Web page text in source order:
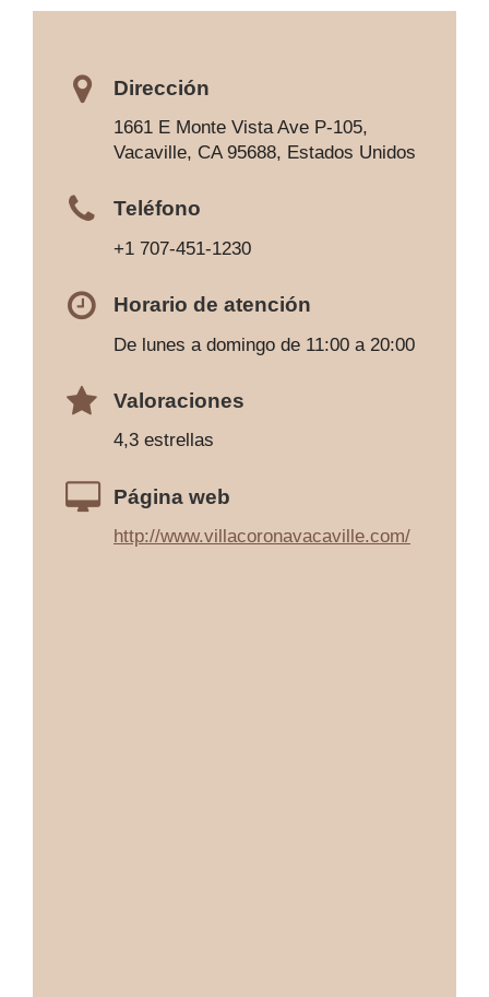
Dirección
1661 E Monte Vista Ave P-105,
Vacaville, CA 95688, Estados Unidos
Teléfono
+1 707-451-1230
Horario de atención
De lunes a domingo de 11:00 a 20:00
Valoraciones
4,3 estrellas
Página web
http://www.villacoronavacaville.com/